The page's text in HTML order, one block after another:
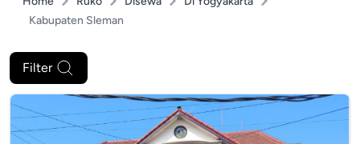
Kabupaten Sleman
Filter